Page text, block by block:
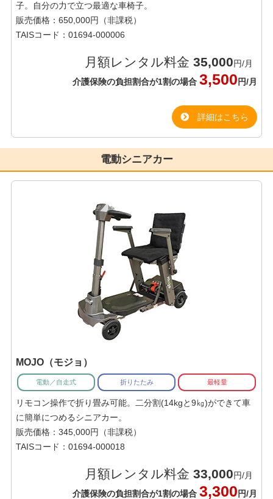
子。自分の力で立つ最適な車椅子。
販売価格：650,000円（非課税）
TAISコード：01694-000006
月額レンタル料金35,000円/月
介護保険の負担割合が1割の場合3,500 円/月
詳細はこちら
電動シニアカー
MOJO（モジョ）
電動／自走式 折りたたみ 最軽量
リモコン操作で折り畳み可能。二分割(14kgと9㎏)ができて車
に簡単につめるシニアカー。
販売価格：345,000円（非課税）
TAISコード：01694-000018
月額レンタル料金33,000円/月
介護保険の負担割合が1割の場合3,300 円/月